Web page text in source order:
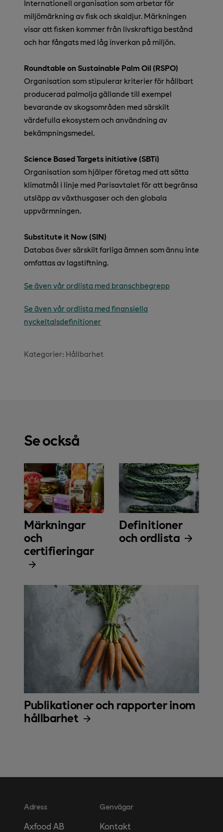
Internationell organisation som arbetar för
miljömärkning av fisk och skaldjur. Märkningen
visar att fisken kommer från livskraftiga bestånd
och har fångats med låg inverkan på miljön.
Roundtable on Sustainable Palm Oil (RSPO)
Organisation som stipulerar kriterier för hållbart
producerad palmolja gällande till exempel
bevarande av skogsområden med särskilt
värdefulla ekosystem och användning av
bekämpningsmedel.
Science Based Targets initiative (SBTi)
Organisation som hjälper företag med att sätta
klimatmål i linje med Parisavtalet för att begränsa
utsläpp av växthusgaser och den globala
uppvärmningen.
Substitute it Now (SIN)
Databas över särskilt farliga ämnen som ännu inte
omfattas av lagstiftning.
Se även vår ordlista med branschbegrepp
Se även vår ordlista med finansiella
nyckeltalsdefinitioner
Kategorier: Hållbarhet
Se också
Märkningar
och
certifieringar
Definitioner
och ordlista
Publikationer och rapporter inom
hållbarhet
Adress
Axfood AB
Genvägar
Kontakt